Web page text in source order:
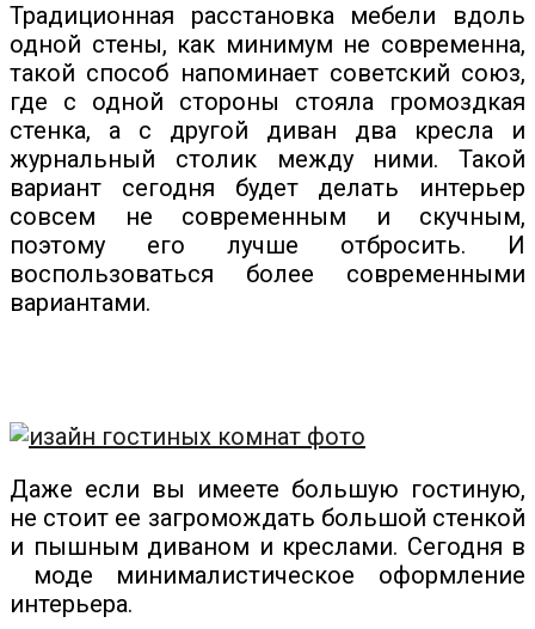
Традиционная расстановка мебели вдоль
одной стены, как минимум не современна,
такой способ напоминает советский союз,
где с одной стороны стояла громоздкая
стенка, а с другой диван два кресла и
журнальный столик между ними. Такой
вариант сегодня будет делать интерьер
совсем не современным и скучным,
поэтому его лучше отбросить. И
воспользоваться более современными
вариантами.
Даже если вы имеете большую гостиную,
не стоит ее загромождать большой стенкой
и пышным диваном и креслами. Сегодня в
моде минималистическое оформление
интерьера.